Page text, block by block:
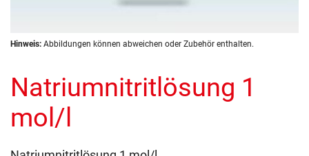
Zum
Bildergalerie
springen
Hinweis: Abbildungen können abweichen oder Zubehör enthalten.
Natriumnitritlösung 1
mol/l